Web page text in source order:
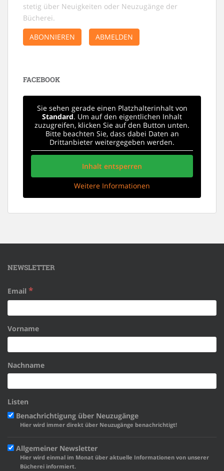
stetig über Neuigkeiten oder Neuzugänge der
Bücherei.
ABONNIEREN
ABMELDEN
FACEBOOK
Sie sehen gerade einen Platzhalterinhalt von
Standard. Um auf den eigentlichen Inhalt
zuzugreifen, klicken Sie auf den Button unten.
Bitte beachten Sie, dass dabei Daten an
Drittanbieter weitergegeben werden.
Inhalt entsperren
Weitere Informationen
NEWSLETTER
Email *
Vorname
Nachname
Listen
Benachrichtigung über Neuzugänge
Hier wird immer direkt über Neuzugänge benachrichtigt!
Allgemeiner Newsletter
Hier wird einmal im Monat über aktuelle Informationen von unserer
Bücherei informiert.